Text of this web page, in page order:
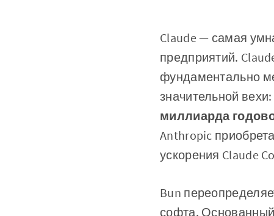
Claude — самая
предприятий.
фундаментально
значительной
миллиарда
Anthropic
ускорения Claude
Bun
софта.